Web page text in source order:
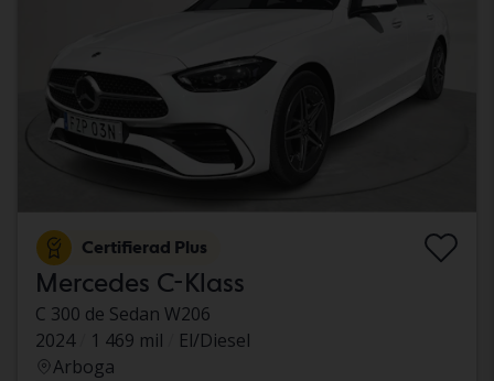
Certifierad Plus
Mercedes C-Klass
C 300 de Sedan W206
2024
1 469 mil
El/Diesel
Arboga